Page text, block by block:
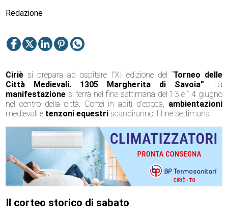
Redazione
Ciriè si prepara ad ospitare l’XI edizione del “Torneo delle
Città Medievali. 1305 Margherita di Savoia” . La
manifestazione si terrà nel fine settimana del 13 e 14 giugno
nel centro della città. Cortei in abiti d’epoca, ambientazioni
medievali e tenzoni equestri scandiranno il fine settimana
Il corteo storico di sabato